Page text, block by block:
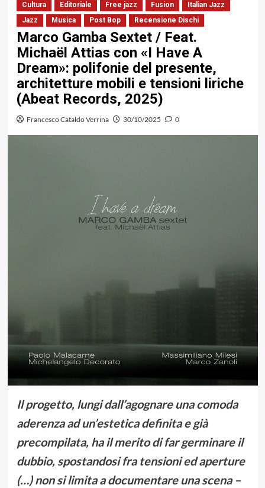
Cultura Editoriale Free jazz Fusion
Italian Jazz
Jazz
Musica Post Bop Recensione Dischi
Marco Gamba Sextet / Feat.
Michaël Attias con «I Have A
Dream»: polifonie del presente,
architetture mobili e tensioni liriche
(Abeat Records, 2025)
Francesco Cataldo Verrina 30/10/2025 0
Il progetto, lungi dall’agognare una comoda
aderenza ad un’estetica definita e già
precompilata, ha il merito di far germinare il
dubbio, spostandosi fra tensioni ed aperture
(…) non si limita a documentare una scena –